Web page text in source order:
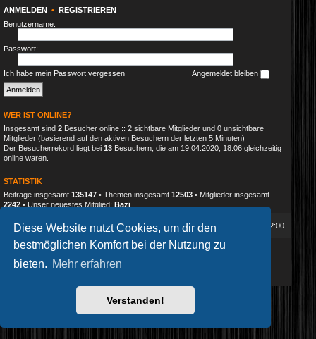
Diese Website nutzt Cookies, um dir den
bestmöglichen Komfort bei der Nutzung zu
bieten. Mehr erfahren
Verstanden!
ANMELDEN • REGISTRIEREN
Benutzername:
Passwort:
Ich habe mein Passwort vergessen Angemeldet bleiben
WER IST ONLINE?
Insgesamt sind 2 Besucher online :: 2 sichtbare Mitglieder und 0 unsichtbare
Mitglieder (basierend auf den aktiven Besuchern der letzten 5 Minuten)
Der Besucherrekord liegt bei 13 Besuchern, die am 19.04.2020, 18:06 gleichzeitig
online waren.
STATISTIK
Beiträge insgesamt 135147 • Themen insgesamt 12503 • Mitglieder insgesamt
2242 • Unser neuestes Mitglied: Bazi
Foren-Übersicht Alle Zeiten sind UTC+02:00
Powered byphpBB® Forum Software © phpBB Limited
Deutsche Übersetzung durch